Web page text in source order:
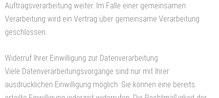
Auftragsverarbeitung weiter. Im Falle einer gemeinsamen
Verarbeitung wird ein Vertrag über gemeinsame Verarbeitung
geschlossen.
Widerruf Ihrer Einwilligung zur Datenverarbeitung
Viele Datenverarbeitungsvorgänge sind nur mit Ihrer
ausdrücklichen Einwilligung möglich. Sie können eine bereits